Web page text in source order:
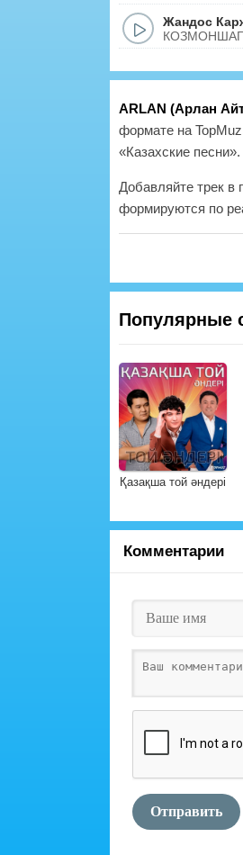
Жандос
ARLAN (Арлан
формате на
«Казахские песни».
Добавляйте трек в
формируются по
Популярные
Қазақша той әндері
Комментарии
Отправить